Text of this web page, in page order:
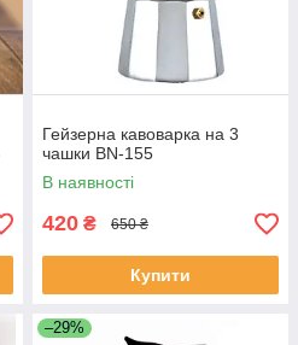
Гейзерна кавоварка на 3
чашки BN-155
В наявності
420 ₴ 650 ₴
Купити
–29%